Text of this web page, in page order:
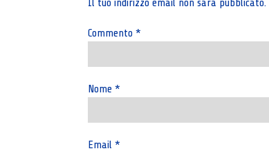
Il tuo indirizzo email non sarà pubblicato.
Commento *
Nome *
Email *